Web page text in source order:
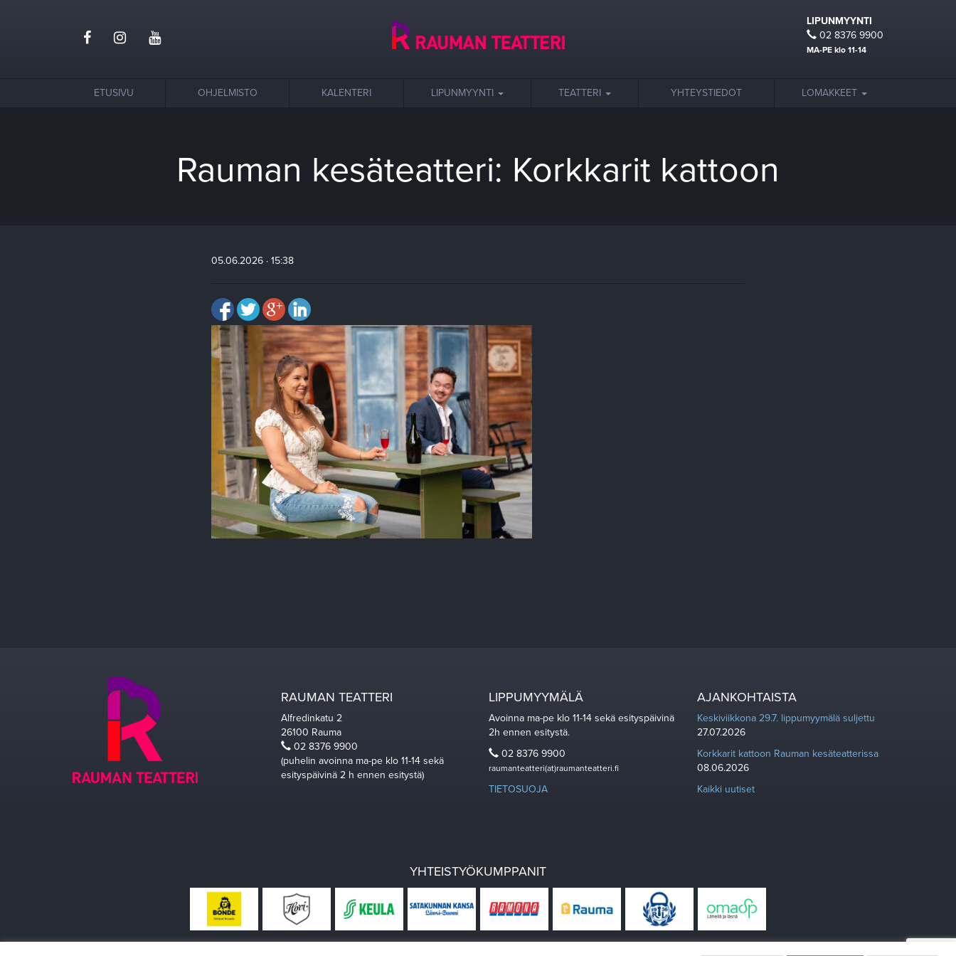
LIPUNMYYNTI
02 8376 9900
MA-PE klo 11-14
ETUSIVU OHJELMISTO KALENTERI LIPUNMYYNTI TEATTERI YHTEYSTIEDOT LOMAKKEET
Rauman kesäteatteri: Korkkarit kattoon
05.06.2026 · 15:38
RAUMAN TEATTERI
Alfredinkatu 2
26100 Rauma
02 8376 9900
(puhelin avoinna ma-pe klo 11-14 sekä
esityspäivinä 2 h ennen esitystä)
LIPPUMYYMÄLÄ
Avoinna ma-pe klo 11-14 sekä esityspäivinä
2h ennen esitystä.
02 8376 9900
raumanteatteri(at)raumanteatteri.fi
TIETOSUOJA
AJANKOHTAISTA
Keskiviikkona 29.7. lippumyymälä suljettu
27.07.2026
Korkkarit kattoon Rauman kesäteatterissa
08.06.2026
Kaikki uutiset
YHTEISTYÖKUMPPANIT